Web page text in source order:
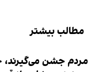
مطالب بیشتر
مردم جشن